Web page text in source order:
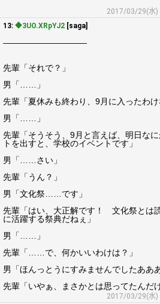
2017/03/29(水)
13: ◆3UO.XRpYJ2 [saga]
――――――――――
先輩「それで？」
男「……」
先輩「夏休みも終わり、9月に入ったわけ
男「……」
先輩「そうそう、9月と言えば、明日な
トを出すと、学校のイベントです」
男「……さい」
先輩「うん？」
男「文化祭……です」
先輩「はい、大正解です！ 文化祭とは
に活躍する祭典だねぇ」
男「……」
先輩「……で、何かいいわけは？」
男「ほんっとうにすみませんでしたああ
先輩「いやぁ、まさかとは思ってたんだ
2017/03/29(水)